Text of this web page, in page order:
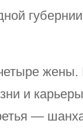
и
—